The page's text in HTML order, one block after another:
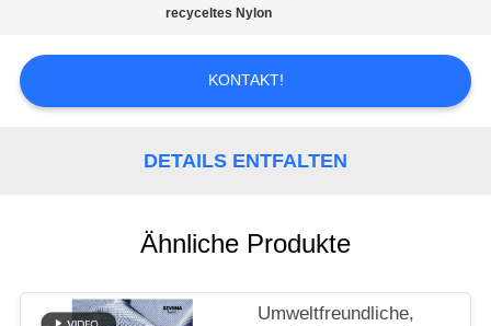
MIT
UNS
NACHRICHTEN
recyceltes Nylon
KONTAKT!
DETAILS ENTFALTEN
Ähnliche Produkte
Umweltfreundliche,